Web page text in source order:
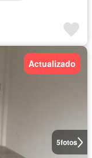
5fotos
Actualizado